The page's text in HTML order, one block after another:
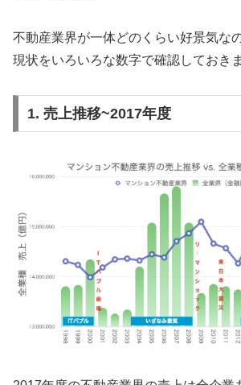
不動産業界が一体どのくらい好景気な
現状をいろいろな数字で確認しておき
1. 売上推移~2017年度